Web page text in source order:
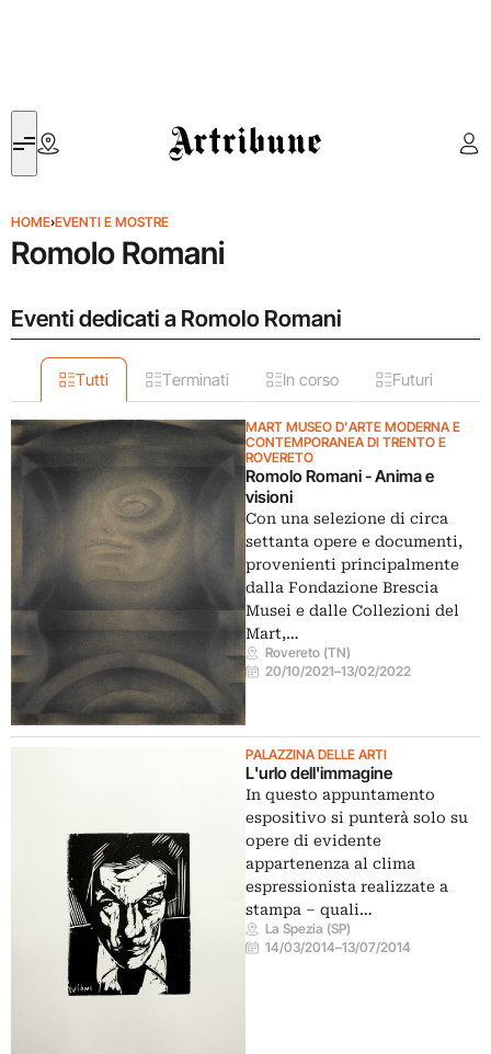
Artribune
HOME›EVENTI E MOSTRE
Romolo Romani
Eventi dedicati a Romolo Romani
Tutti Terminati In corso Futuri
MART MUSEO D'ARTE MODERNA E
CONTEMPORANEA DI TRENTO E
ROVERETO
Romolo Romani - Anima e
visioni
Con una selezione di circa
settanta opere e documenti,
provenienti principalmente
dalla Fondazione Brescia
Musei e dalle Collezioni del
Mart,…
Rovereto (TN)
20/10/2021–13/02/2022
PALAZZINA DELLE ARTI
L'urlo dell'immagine
In questo appuntamento
espositivo si punterà solo su
opere di evidente
appartenenza al clima
espressionista realizzate a
stampa – quali…
La Spezia (SP)
14/03/2014–13/07/2014